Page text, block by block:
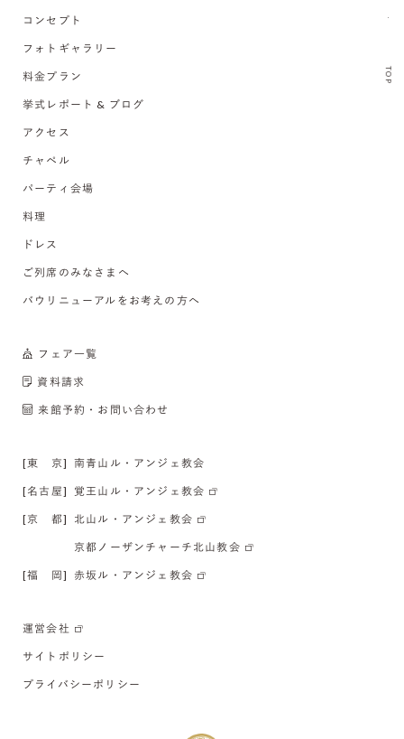
TOP
コンセプト
フォトギャラリー
料金プラン
挙式レポート & ブログ
アクセス
チャペル
パーティ会場
料理
ドレス
ご列席のみなさまへ
バウリニューアルをお考えの方へ
フェア一覧
資料請求
来館予約・お問い合わせ
[東 京] 南青山ル・アンジェ教会
[名古屋] 覚王山ル・アンジェ教会
[京 都] 北山ル・アンジェ教会
京都ノーザンチャーチ北山教会
[福 岡] 赤坂ル・アンジェ教会
運営会社
サイトポリシー
プライバシーポリシー